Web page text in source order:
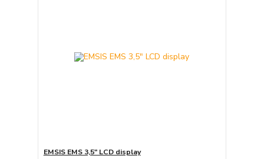
EMSIS EMS 3,5" LCD display